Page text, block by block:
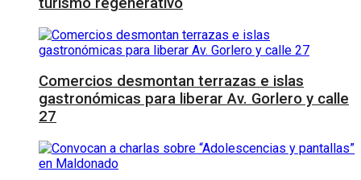
Comercios desmontan terrazas e islas
gastronómicas para liberar Av. Gorlero y calle
27